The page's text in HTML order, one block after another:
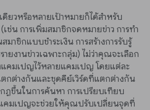
ยวหรือหลายเป้าหมายก็ได้สำหรับ
น การเพิ่มสมาชิกจดหมายข่าว การทำ
าชิกแบบชำระเงิน การสร้างการรับรู้
ายงานข่าวเฉพาะกลุ่ม) ไม่ว่าคุณจะเลือก
แคมเปญไว้หลายแคมเปญ โดยแต่ละ
กต่างกันและชุดคีย์เวิร์ดที่แตกต่างกัน
ฏขึ้นในการค้นหา การเปรียบเทียบ
คมเปญจะช่วยให้คุณปรับเปลี่ยนจุดที่